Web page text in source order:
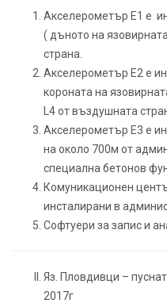
Акселерометър E1 е
( дъното на
страна.
Акселерометър E2 е
короната на
L4 от въздушната
Акселерометър E3 е
на около 700м от
специална бетонов
Комуникационен
инсталирани в
Софтуери за запис и
Яз. Пловдивци –
2017г